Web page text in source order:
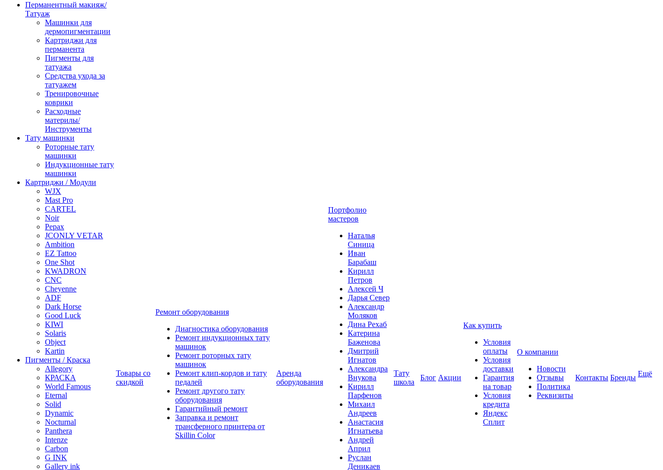
Перманентный макияж/
Татуаж
Машинки для
дермопигментации
Картриджи для
перманента
Пигменты для
татуажа
Средства ухода за
татуажем
Тренировочные
коврики
Расходные
материлы/
Инструменты
Тату машинки
Роторные тату
машинки
Индукционные тату
машинки
Картриджи / Модули
WJX
Mast Pro
CARTEL
Noir
Pepax
JCONLY VETAR
Ambition
EZ Tattoo
One Shot
KWADRON
CNC
Cheyenne
ADF
Dark Horse
Good Luck
KIWI
Solaris
Object
Kartin
Пигменты / Краска
Allegory
КРАСКА
World Famous
Eternal
Solid
Dynamic
Nocturnal
Panthera
Intenze
Carbon
G INK
Gallery ink
Товары со
скидкой
Ремонт оборудования
Диагностика оборудования
Ремонт индукционных тату
машинок
Ремонт роторных тату
машинок
Ремонт клип-кордов и тату
педалей
Ремонт другого тату
оборудования
Гарантийный ремонт
Заправка и ремонт
трансферного принтера от
Skillin Color
Аренда
оборудования
Портфолио
мастеров
Наталья
Синица
Иван
Барабаш
Кирилл
Петров
Алексей Ч
Дарья Север
Александр
Моляков
Дина Рехаб
Катерина
Баженова
Дмитрий
Игнатов
Александра
Внукова
Кирилл
Парфенов
Михаил
Андреев
Анастасия
Игнатьева
Андрей
Април
Руслан
Деникаев
Тату
школа
Блог Акции
Как купить
Условия
оплаты
Условия
доставки
Гарантия
на товар
Условия
кредита
Яндекс
Сплит
О компании
Новости
Отзывы
Политика
Реквизиты
Контакты Бренды Ещё